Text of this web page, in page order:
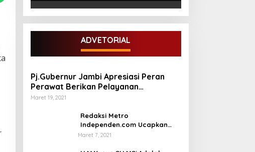
ADVETORIAL
Pj.Gubernur Jambi Apresiasi Peran
Perawat Berikan Pelayanan
Kesehatan
Maret 19, 2021
Redaksi Metro
Independen.com Ucapkan
Ribuan Trimakasih Kepada
Maret 7, 2021